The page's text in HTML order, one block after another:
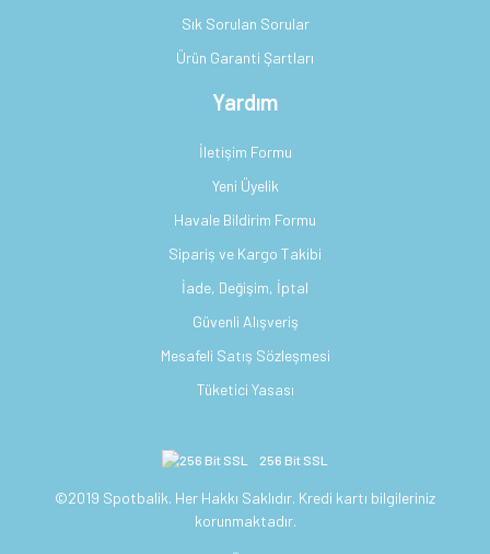
Sık Sorulan Sorular
Ürün Garanti Şartları
Yardım
İletişim Formu
Yeni Üyelik
Havale Bildirim Formu
Sipariş ve Kargo Takibi
İade, Değişim, İptal
Güvenli Alışveriş
Mesafeli Satış Sözleşmesi
Tüketici Yasası
256 Bit SSL
©2019 Spotbalik. Her Hakkı Saklıdır. Kredi kartı bilgileriniz
korunmaktadır.